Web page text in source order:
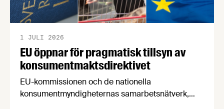
EU öppnar för pragmatisk tillsyn av
konsumentmaktsdirektivet
1 JULI 2026
EU-kommissionen och de nationella
konsumentmyndigheternas samarbetsnätverk,